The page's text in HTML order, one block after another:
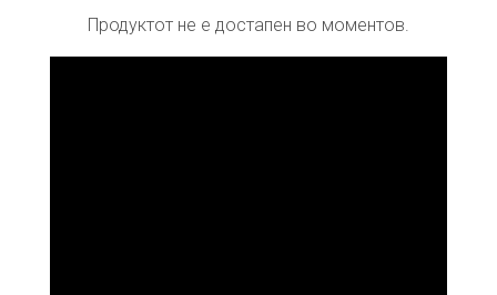
Продуктот не е достапен во моментов.